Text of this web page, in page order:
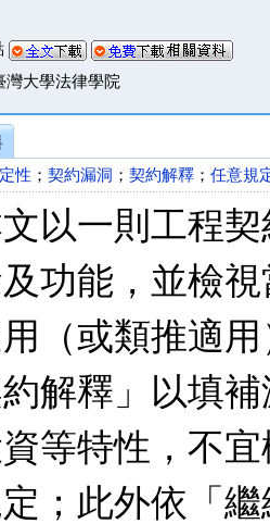
灣大學法律學院
性 ； 契約漏洞 ； 契約解釋 ； 任意規
以一則工程
功能，並檢
（或類推適
解釋」以填
等特性，不
；此外依「